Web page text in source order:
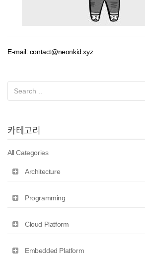
E-mail: contact@neonkid.xyz
카테고리
All Categories
Architecture
Programming
Cloud Platform
Embedded Platform